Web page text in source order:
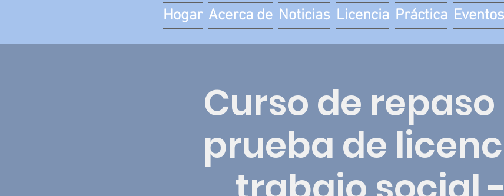
Hogar Acerca de Noticias Licencia Práctica Eventos
Curso de repaso
prueba de